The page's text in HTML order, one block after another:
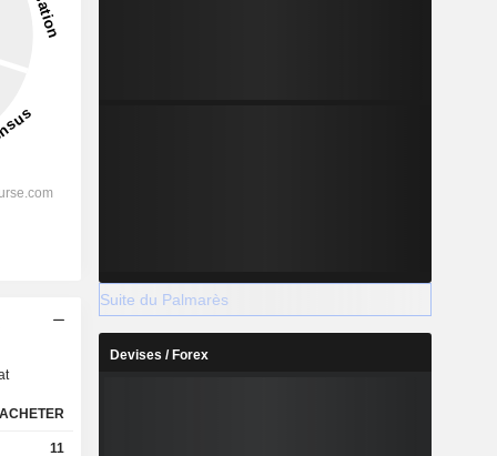
ACHETER
11
Suite du Palmarès
Devises / Forex